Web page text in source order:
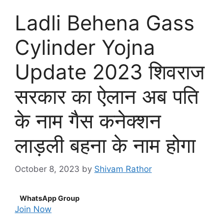
Ladli Behena Gass
Cylinder Yojna
Update 2023 शिवराज
सरकार का ऐलान अब पति
के नाम गैस कनेक्शन
लाड़ली बहना के नाम होगा
October 8, 2023 by Shivam Rathor
WhatsApp Group
Join Now